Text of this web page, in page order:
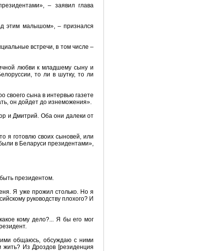
– заявил глава
этим малышом», – признался
встречи, в том числе –
любви к младшему сыну и
то ли в шутку, то ли
своего сына в интервью газете
он дойдет до изнеможения».
и Дмитрий. Оба они далеки от
я готовлю своих сыновей, или
в Беларуси президентами»,
президентом.
Я уже прожил столько. Но я
руководству плохого? И
кому дело?... Я бы его мог
общаюсь, обсуждаю с ними
жить? Из Дроздов [резиденция